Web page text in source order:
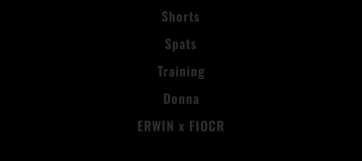
Shorts
Spats
Training
Donna
ERWIN x FIOCR